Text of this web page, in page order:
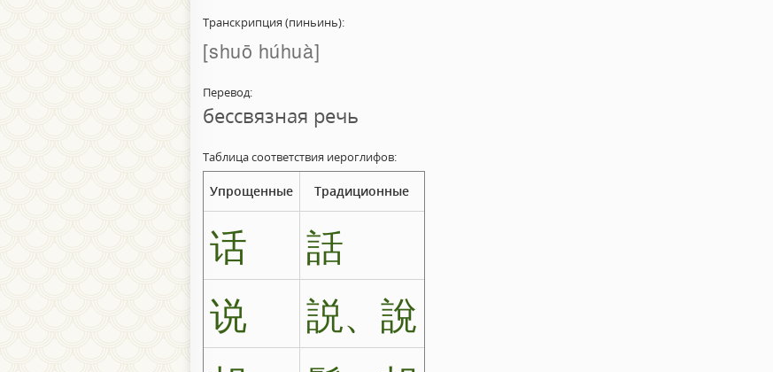
Транскрипция (пиньинь):
shuō húhuà
Перевод:
бессвязная речь
Таблица соответствия иероглифов:
Упрощенные Традиционные
话
話
说
説、說